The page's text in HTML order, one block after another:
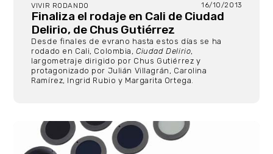
VIVIR RODANDO 16/10/2013
Finaliza el rodaje en Cali de Ciudad
Delirio, de Chus Gutiérrez
Desde finales de evrano hasta estos días se ha
rodado en Cali, Colombia,Ciudad Delirio,
largometraje dirigido por Chus Gutiérrez y
protagonizado por Julián Villagrán, Carolina
Ramírez, Ingrid Rubio y Margarita Ortega.